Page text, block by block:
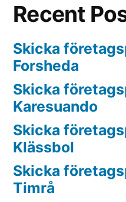
Recent
Skicka
Forsheda
Skicka
Karesuando
Skicka
Klässbol
Skicka
Timrå